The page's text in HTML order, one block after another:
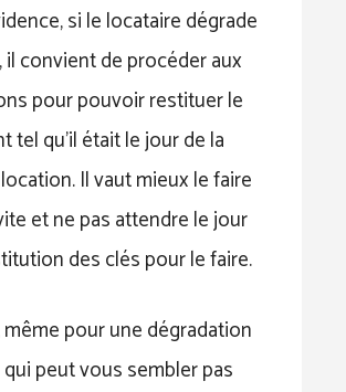
si le locataire dégrade
il convient de procéder aux
pour pouvoir restituer le
tel qu’il était le jour de la
Il vaut mieux le faire
et ne pas attendre le jour
des clés pour le faire.
même pour une dégradation
peut vous sembler pas